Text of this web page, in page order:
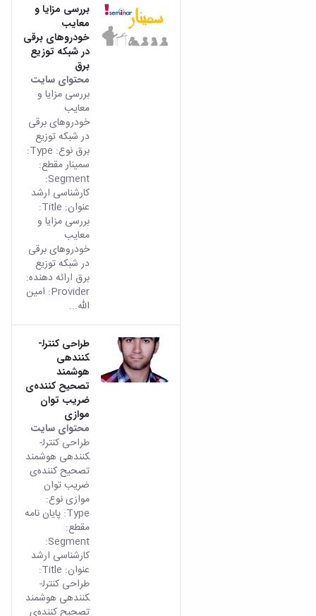
بررسی مزایا و
معایب
خودروهای برقی
در شبکه توزیع
برق
محتوای سایت
بررسی مزایا و
معایب
خودروهای برقی
در شبکه توزیع
برق نوع: Type:
سمینار مقطع:
Segment:
کارشناسی ارشد
عنوان: Title:
بررسی مزایا و
معایب
خودروهای برقی
در شبکه توزیع
برق ارائه دهنده:
Provider: امین
الله...
طراحی کنترل­
کننده­ی
هوشمند
تصحیح کننده‌ی
ضریب توان
موازی
محتوای سایت
طراحی کنترل­
کننده­ی هوشمند
تصحیح کننده‌ی
ضریب توان
موازی نوع:
Type: پایان نامه
مقطع:
Segment:
کارشناسی ارشد
عنوان: Title:
طراحی کنترل­
کننده­ی هوشمند
تصحیح کننده‌ی